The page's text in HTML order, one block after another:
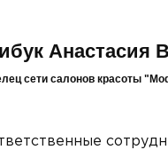
Анастасия
сети салонов красоты